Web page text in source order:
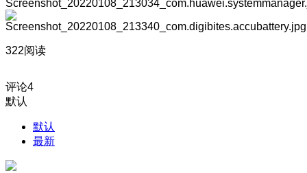
322阅读
评论4
默认
默认
最新